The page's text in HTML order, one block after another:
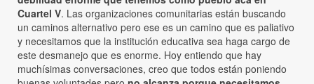
Cuartel V. Las organizaciones comunitarias están buscando
un caminos alternativo pero ese es un camino que es paliativo
y necesitamos que la institución educativa sea haga cargo de
este desmanejo que es enorme. Hoy entiendo que hay
muchísimas conversaciones, creo que todos están poniendo